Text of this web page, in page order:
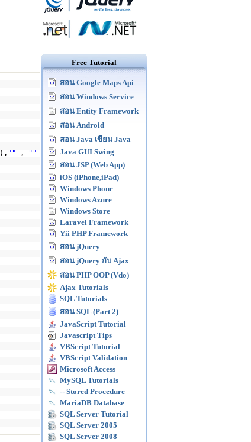
), "" ,
""
Free Tutorial
สอน Google Maps Api
สอน Windows Service
สอน Entity Framework
สอน Android
สอน Java เขียน Java
Java GUI Swing
สอน JSP (Web App)
iOS (iPhone,iPad)
Windows Phone
Windows Azure
Windows Store
Laravel Framework
Yii PHP Framework
สอน jQuery
สอน jQuery กับ Ajax
สอน PHP OOP (Vdo)
Ajax Tutorials
SQL Tutorials
สอน SQL (Part 2)
JavaScript Tutorial
Javascript Tips
VBScript Tutorial
VBScript Validation
Microsoft Access
MySQL Tutorials
-- Stored Procedure
MariaDB Database
SQL Server Tutorial
SQL Server 2005
SQL Server 2008